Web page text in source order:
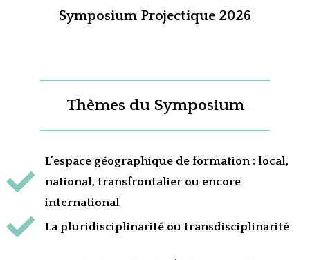
Symposium Projectique 2026
Thèmes du Symposium
L’espace géographique de formation : local,
national, transfrontalier ou encore
international
La pluridisciplinarité ou transdisciplinarité